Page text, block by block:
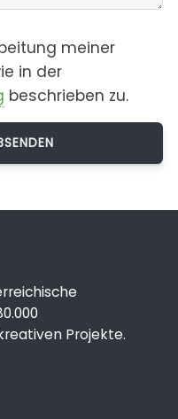
meiner
in der
beschrieben zu.
Projekte.